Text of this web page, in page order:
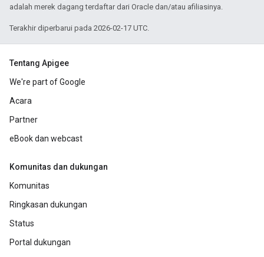
adalah merek dagang terdaftar dari Oracle dan/atau afiliasinya.
Terakhir diperbarui pada 2026-02-17 UTC.
Tentang Apigee
We're part of Google
Acara
Partner
eBook dan webcast
Komunitas dan dukungan
Komunitas
Ringkasan dukungan
Status
Portal dukungan